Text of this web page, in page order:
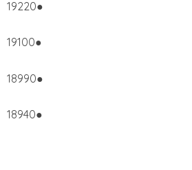
19220●
19100●
18990●
18940●